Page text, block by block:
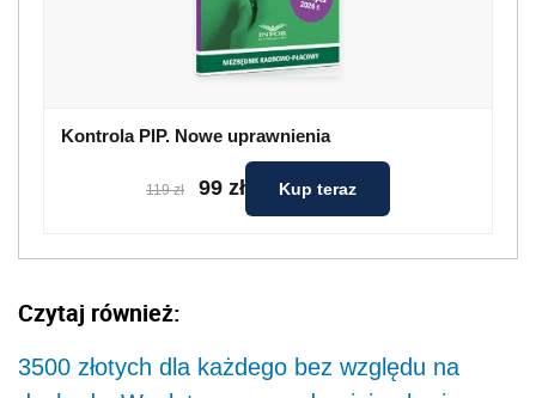
Kontrola PIP. Nowe uprawnienia
119 zł 99 zł Kup teraz
Czytaj również:
3500 złotych dla każdego bez względu na